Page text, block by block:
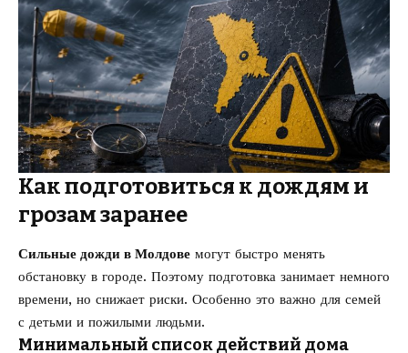
Как подготовиться к дождям и
грозам заранее
Сильные дожди в Молдове могут быстро менять
обстановку в городе. Поэтому подготовка занимает немного
времени, но снижает риски. Особенно это важно для семей
с детьми и пожилыми людьми.
Минимальный список действий дома